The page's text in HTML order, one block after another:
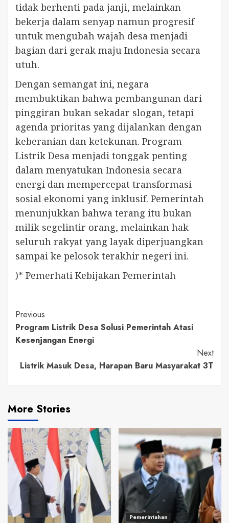
tidak berhenti pada janji, melainkan
bekerja dalam senyap namun progresif
untuk mengubah wajah desa menjadi
bagian dari gerak maju Indonesia secara
utuh.
Dengan semangat ini, negara
membuktikan bahwa pembangunan dari
pinggiran bukan sekadar slogan, tetapi
agenda prioritas yang dijalankan dengan
keberanian dan ketekunan. Program
Listrik Desa menjadi tonggak penting
dalam menyatukan Indonesia secara
energi dan mempercepat transformasi
sosial ekonomi yang inklusif. Pemerintah
menunjukkan bahwa terang itu bukan
milik segelintir orang, melainkan hak
seluruh rakyat yang layak diperjuangkan
sampai ke pelosok terakhir negeri ini.
)* Pemerhati Kebijakan Pemerintah
Continue
Reading
Previous
Program Listrik Desa Solusi Pemerintah Atasi
Kesenjangan Energi
Next
Listrik Masuk Desa, Harapan Baru Masyarakat 3T
More Stories
Pemerintahan